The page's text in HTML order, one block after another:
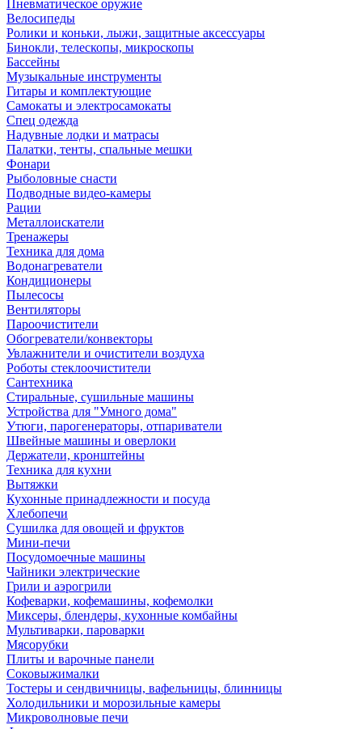
Пневматическое оружие
Велосипеды
Ролики и коньки, лыжи, защитные аксессуары
Бинокли, телескопы, микроскопы
Бассейны
Музыкальные инструменты
Гитары и комплектующие
Самокаты и электросамокаты
Спец одежда
Надувные лодки и матрасы
Палатки, тенты, спальные мешки
Фонари
Рыболовные снасти
Подводные видео-камеры
Рации
Металлоискатели
Тренажеры
Техника для дома
Водонагреватели
Кондиционеры
Пылесосы
Вентиляторы
Пароочистители
Обогреватели/конвекторы
Увлажнители и очистители воздуха
Роботы стеклоочистители
Сантехника
Стиральные, сушильные машины
Устройства для "Умного дома"
Утюги, парогенераторы, отпариватели
Швейные машины и оверлоки
Держатели, кронштейны
Техника для кухни
Вытяжки
Кухонные принадлежности и посуда
Хлебопечи
Сушилка для овощей и фруктов
Мини-печи
Посудомоечные машины
Чайники электрические
Грили и аэрогрили
Кофеварки, кофемашины, кофемолки
Миксеры, блендеры, кухонные комбайны
Мультиварки, пароварки
Мясорубки
Плиты и варочные панели
Соковыжималки
Тостеры и сендвичницы, вафельницы, блинницы
Холодильники и морозильные камеры
Микроволновые печи